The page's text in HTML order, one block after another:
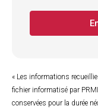
« Les informations
fichier informatisé par
conservées pour la durée